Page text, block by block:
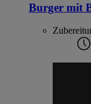
Burger mit